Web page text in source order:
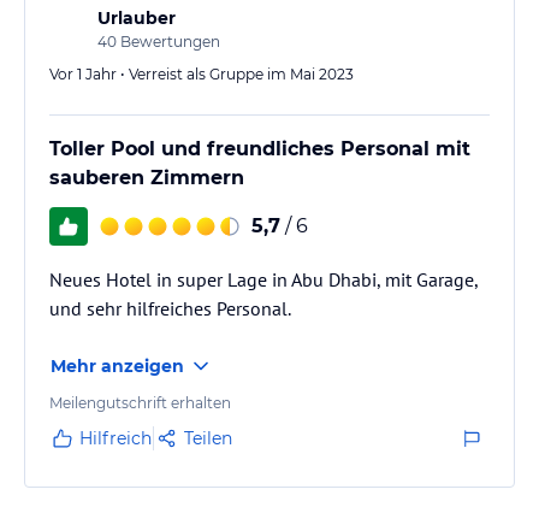
Urlauber
40 Bewertungen
Vor 1 Jahr • Verreist als Gruppe im Mai 2023
Toller Pool und freundliches Personal mit
sauberen Zimmern
5,7 / 6
Neues Hotel in super Lage in Abu Dhabi, mit Garage,
und sehr hilfreiches Personal.
Mehr anzeigen
Meilengutschrift erhalten
Hilfreich Teilen